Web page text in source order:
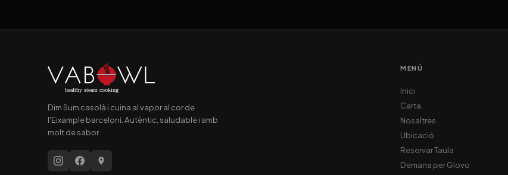
Dim Sum casolà i cuina al vapor al cor de
l'Eixample barceloní. Autèntic, saludable i amb
molt de sabor.
MENÚ
Inici
Carta
Nosaltres
Ubicació
Reservar Taula
Demana per Glovo